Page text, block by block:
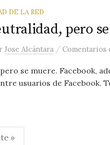
DE LA RED
pero
Jose Alcántara / Comentarios
se muere. Facebook,
usuarios de Facebook.
»